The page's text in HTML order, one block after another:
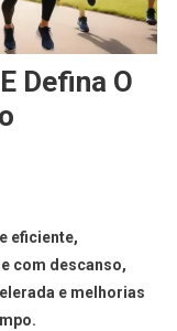
Defina O
eficiente,
com descanso,
e melhorias